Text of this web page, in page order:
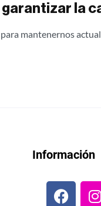
la
mantenernos
Información